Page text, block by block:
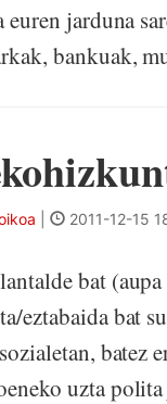
euren jarduna
bankuak,
2011-12-15
bat
eztabaida bat
batez
uzta